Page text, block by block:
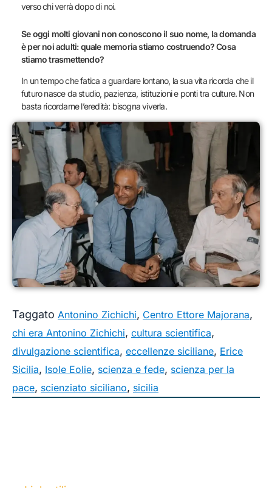
verso chi verrà dopo di noi.
Se oggi molti giovani non conoscono il suo nome, la domanda
è per noi adulti: quale memoria stiamo costruendo? Cosa
stiamo trasmettendo?
In un tempo che fatica a guardare lontano, la sua vita ricorda che il
futuro nasce da studio, pazienza, istituzioni e ponti tra culture. Non
basta ricordarne l’eredità: bisogna viverla.
Taggato Antonino Zichichi, Centro Ettore Majorana,
chi era Antonino Zichichi, cultura scientifica,
divulgazione scientifica, eccellenze siciliane, Erice
Sicilia, Isole Eolie, scienza e fede, scienza per la
pace, scienziato siciliano, sicilia